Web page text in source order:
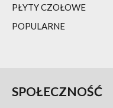
PŁYTY CZOŁOWE
POPULARNE
SPOŁECZNOŚĆ